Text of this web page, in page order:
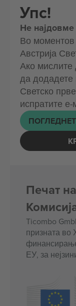
Упс!
Не најдовме
Во моментов
Австрија
Ако мислите
да додадете
Светско
испратите
Печат
Ticombo
призната во
ЕУ, за